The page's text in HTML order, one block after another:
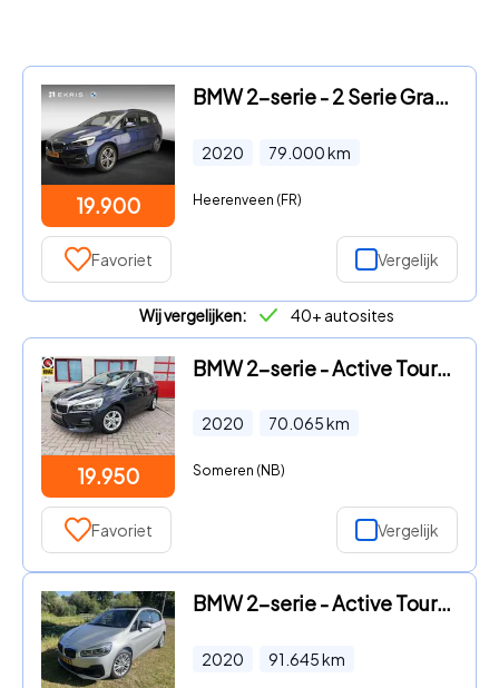
19.900
BMW 2-serie - 2 Serie Gran Tourer 218i LED | HUD | Trekhaak | Pa
2020 79.000km
Heerenveen (FR)
Favoriet Vergelijk
Wij vergelijken: 40+ autosites
19.950
BMW 2-serie - Active Tourer 218i High Executive AUTOMAAT
2020 70.065km
Someren (NB)
Favoriet Vergelijk
BMW 2-serie - Active Tourer 225xe iPerformance High Exec
2020 91.645km